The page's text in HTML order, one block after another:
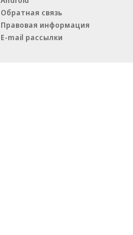
Обратная связь
Правовая информация
E-mail рассылки